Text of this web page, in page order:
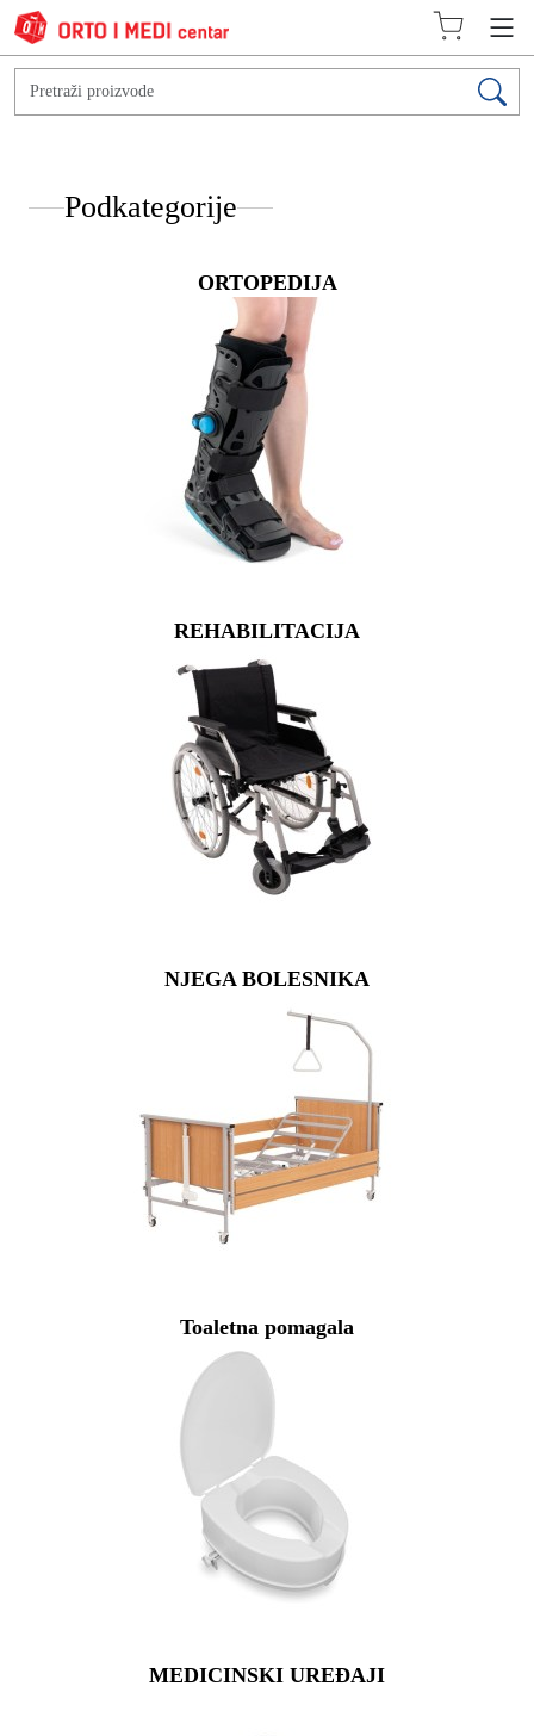
Podkategorije
ORTOPEDIJA
REHABILITACIJA
NJEGA BOLESNIKA
Toaletna pomagala
MEDICINSKI UREĐAJI